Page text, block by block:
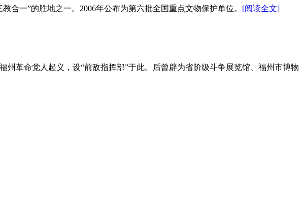
合一”的胜地之一。2006年公布为第六批全国重点文物保护单位。 [阅读全文]
州革命党人起义，设“前敌指挥部”于此。后曾辟为省阶级斗争展览馆、福州市博物